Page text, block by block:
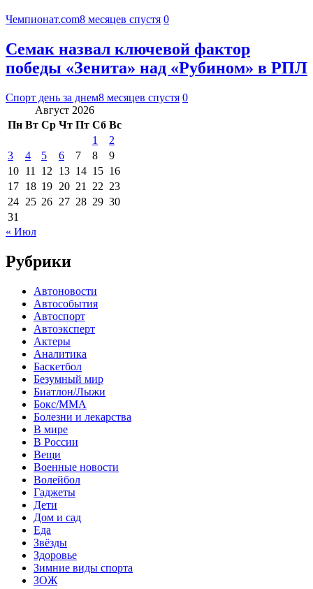
Чемпионат.com8 месяцев спустя 0
Семак назвал ключевой фактор
победы «Зенита» над «Рубином» в РПЛ
Спорт день за днем8 месяцев спустя 0
Август 2026
Пн Вт Ср Чт Пт Сб Вс
1
2
3
4 5 6 7 8
9
10 11 12 13 14 15 16
17 18 19 20 21 22 23
24 25 26 27 28 29 30
31
« Июл
Рубрики
Автоновости
Автособытия
Автоспорт
Автоэксперт
Актеры
Аналитика
Баскетбол
Безумный мир
Биатлон/Лыжи
Бокс/MMA
Болезни и лекарства
В мире
В России
Вещи
Военные новости
Волейбол
Гаджеты
Дети
Дом и сад
Еда
Звёзды
Здоровье
Зимние виды спорта
ЗОЖ